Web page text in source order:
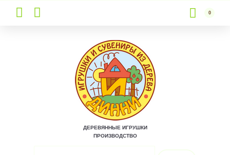
to
content
0
ДЕРЕВЯННЫЕ ИГРУШКИ
ПРОИЗВОДСТВО